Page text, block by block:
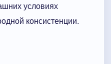
условиях
консистенции.